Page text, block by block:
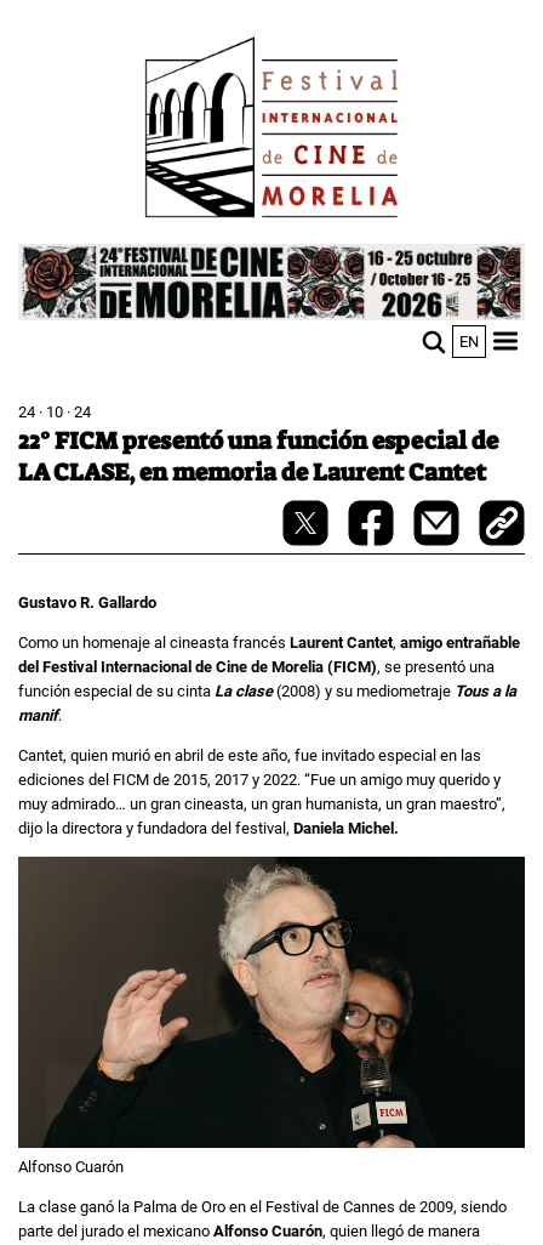
Image
EN
24 · 10 · 24
22° FICM presentó una función especial de
LA CLASE, en memoria de Laurent Cantet
Gustavo R. Gallardo
Como un homenaje al cineasta francés Laurent Cantet, amigo entrañable
del Festival Internacional de Cine de Morelia (FICM), se presentó una
función especial de su cinta La clase(2008) y su mediometraje Tous a la
manif.
Cantet, quien murió en abril de este año, fue invitado especial en las
ediciones del FICM de 2015, 2017 y 2022. “Fue un amigo muy querido y
muy admirado… un gran cineasta, un gran humanista, un gran maestro”,
dijo la directora y fundadora del festival, Daniela Michel.
Alfonso Cuarón
La clase ganó la Palma de Oro en el Festival de Cannes de 2009, siendo
parte del jurado el mexicano Alfonso Cuarón, quien llegó de manera